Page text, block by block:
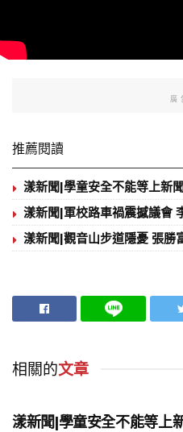
廣
推薦閱讀
漾新聞|學童安全不能等上新
漾新聞|軍校路車禍震撼議會
漾新聞|觀音山步道隱憂 張勝
相關的文章
漾新聞|學童安全不能等上